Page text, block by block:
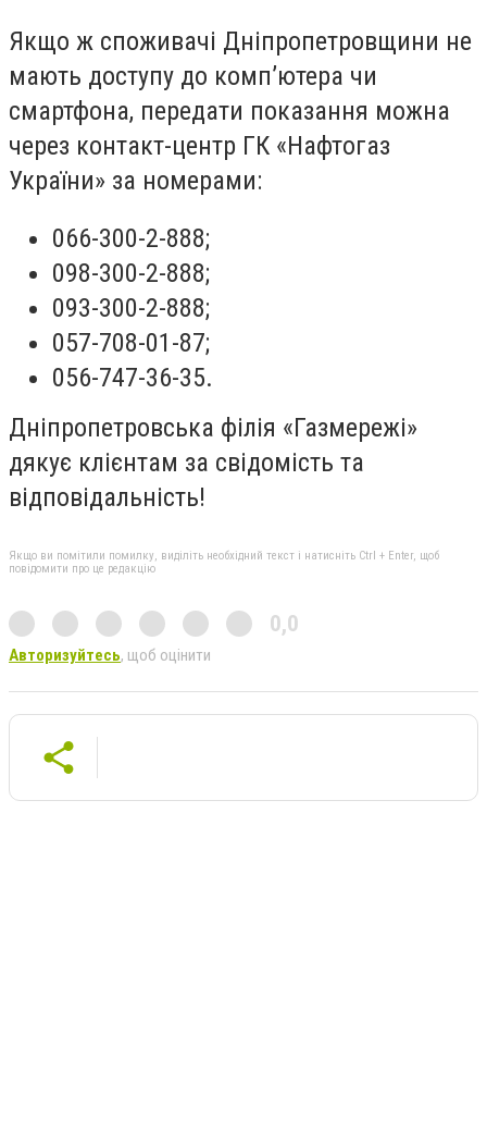
Якщо ж споживачі Дніпропетровщини не
мають доступу до комп’ютера чи
смартфона, передати показання можна
через контакт-центр ГК «Нафтогаз
України» за номерами:
066-300-2-888;
098-300-2-888;
093-300-2-888;
057-708-01-87;
056-747-36-35.
Дніпропетровська філія «Газмережі»
дякує клієнтам за свідомість та
відповідальність!
Якщо ви помітили помилку, виділіть необхідний текст і натисніть Ctrl + Enter, щоб
повідомити про це редакцію
0,0
Авторизуйтесь, щоб оцінити